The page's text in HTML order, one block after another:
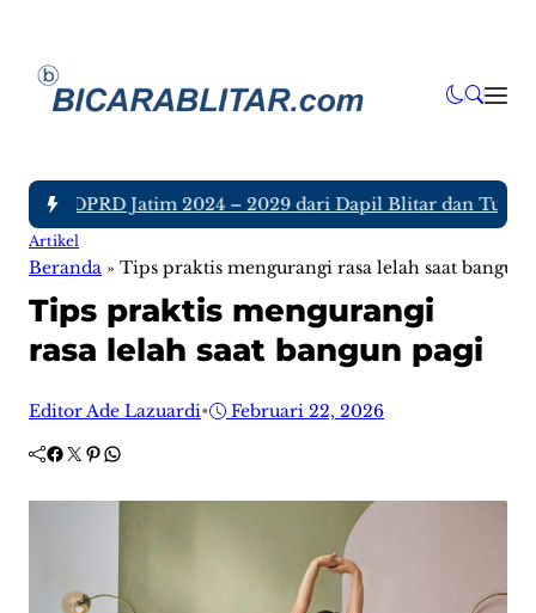
DPRD Jatim 2024 – 2029 dari Dapil Blitar dan
Artikel
Beranda » Tips praktis mengurangi rasa lelah saat bangun
Tips praktis mengurangi
rasa lelah saat bangun pagi
Editor Ade Lazuardi• Februari 22, 2026
Facebook Twitter Pinterest WhatsApp